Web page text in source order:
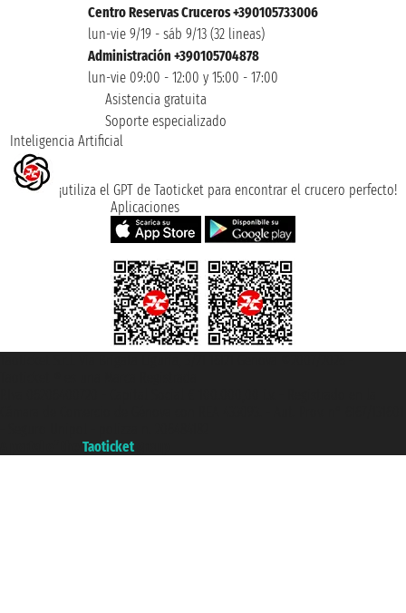
Centro Reservas Cruceros +390105733006
lun-vie 9/19 - sáb 9/13 (32 lineas)
Administración +390105704878
lun-vie 09:00 - 12:00 y 15:00 - 17:00
Asistencia gratuita
Soporte especializado
Inteligencia Artificial
¡utiliza el GPT de Taoticket para encontrar el crucero perfecto!
Aplicaciones
Taoticket